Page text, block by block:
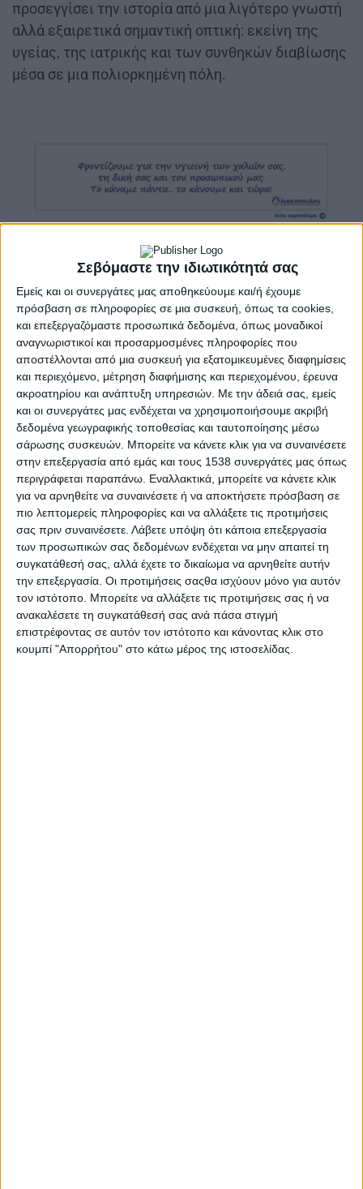
Σεβόμαστε την ιδιωτικότητά σας
Εμείς και οι συνεργάτες μας αποθηκεύουμε και/ή έχουμε
πρόσβαση σε πληροφορίες σε μια συσκευή, όπως τα cookies,
και επεξεργαζόμαστε προσωπικά δεδομένα, όπως μοναδικοί
αναγνωριστικοί και προσαρμοσμένες πληροφορίες που
αποστέλλονται από μια συσκευή για εξατομικευμένες διαφημίσεις
και περιεχόμενο, μέτρηση διαφήμισης και περιεχομένου, έρευνα
ακροατηρίου και ανάπτυξη υπηρεσιών. Με την άδειά σας, εμείς
και οι συνεργάτες μας ενδέχεται να χρησιμοποιήσουμε ακριβή
δεδομένα γεωγραφικής τοποθεσίας και ταυτοποίησης μέσω
σάρωσης συσκευών. Μπορείτε να κάνετε κλικ για να συναινέσετε
στην επεξεργασία από εμάς και τους 1538 συνεργάτες μας όπως
περιγράφεται παραπάνω. Εναλλακτικά, μπορείτε να κάνετε κλικ
για να αρνηθείτε να συναινέσετε ή να αποκτήσετε πρόσβαση σε
πιο λεπτομερείς πληροφορίες και να αλλάξετε τις προτιμήσεις
σας πριν συναινέσετε. Λάβετε υπόψη ότι κάποια επεξεργασία
των προσωπικών σας δεδομένων ενδέχεται να μην απαιτεί τη
συγκατάθεσή σας, αλλά έχετε το δικαίωμα να αρνηθείτε αυτήν
την επεξεργασία. Οι προτιμήσεις σαςθα ισχύουν μόνο για αυτόν
τον ιστότοπο. Μπορείτε να αλλάξετε τις προτιμήσεις σας ή να
ανακαλέσετε τη συγκατάθεσή σας ανά πάσα στιγμή
επιστρέφοντας σε αυτόν τον ιστότοπο και κάνοντας κλικ στο
κουμπί "Απορρήτου" στο κάτω μέρος της ιστοσελίδας.
προσεγγίσει την ιστορία από μια λιγότερο γνωστή
αλλά εξαιρετικά σημαντική οπτική: εκείνη της
υγείας, της ιατρικής και των συνθηκών διαβίωσης
μέσα σε μια πολιορκημένη πόλη.
Η εκδήλωση πραγματοποιείται σε συνεργασία με
τη Διεύθυνση Κοινωνικής Προστασίας και
Δημόσιας Υγείας του Δήμου Αγρινίου, με την
υποστήριξη της Περιφέρειας Δυτικής Ελλάδας,
ενώ τελεί υπό την αιγίδα του Δήμου Αγρινίου και
του Δήμου Ιερής Πόλης Μεσολογγίου.
Η βραδιά θα ξεκινήσει στις 7:00 μ.μ. με την
προσέλευση του κοινού και στις 7:15 μ.μ. θα
ακολουθήσουν οι χαιρετισμοί των διοργανωτών
και των επισήμων.
Στις 7:30 μ.μ. ο συγγραφέας και ερευνητής της
νεότερης ελληνικής ιστορίας Ιωάννης Κατσαβός
θα αναπτύξει το θέμα «Υγειονομική Κατάσταση και
οι Συνθήκες Υγιεινής κατά τις Πολιορκίες του
Μεσολογγίου». Πρόκειται για μια διάσταση του
Αγώνα που συχνά παραμένει στη σκιά των
στρατιωτικών γεγονότων, παρότι οι επιδημίες, η